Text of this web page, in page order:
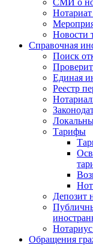
Новости
Справочная
Поиск
Единая
Реестр
Тарифы
Депозит
Обращения